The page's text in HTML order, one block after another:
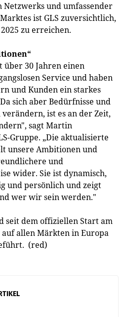
und umfassender
ist GLS zuversichtlich,
zu erreichen.
über 30 Jahren einen
Service und haben
und Kunden ein starkes
sich aber Bedürfnisse und
ist es an der Zeit,
sagt Martin
Gruppe. „Die aktualisierte
unsere Ambitionen und
und
wider. Sie ist dynamisch,
und persönlich und zeigt
wer wir sein werden."
seit dem offiziellen Start am
allen Märkten in Europa
(red)